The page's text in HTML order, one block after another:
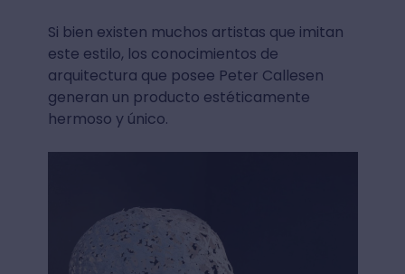
Si bien existen muchos artistas que imitan
este estilo, los conocimientos de
arquitectura que posee Peter Callesen
generan un producto estéticamente
hermoso y único.